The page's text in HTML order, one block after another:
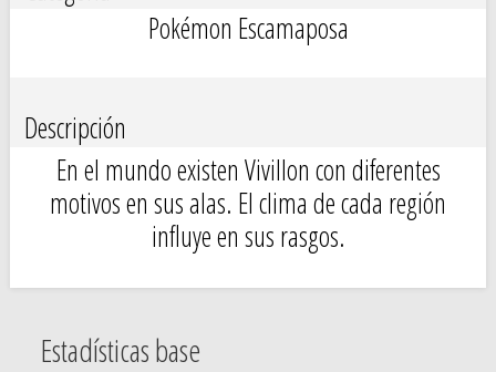
Pokémon Escamaposa
Descripción
En el mundo existen Vivillon con diferentes
motivos en sus alas. El clima de cada región
influye en sus rasgos.
Estadísticas base